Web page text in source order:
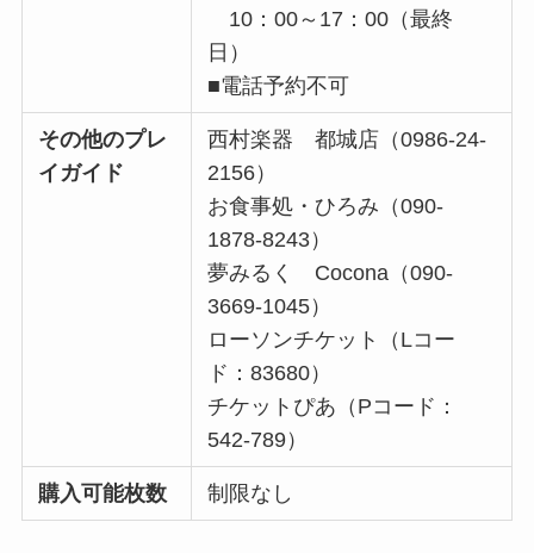
10：00～17：00（最終
日）
■電話予約不可
その他のプレ
イガイド
西村楽器 都城店（0986-24-
2156）
お食事処・ひろみ（090-
1878-8243）
夢みるく Cocona（090-
3669-1045）
ローソンチケット（Lコー
ド：83680）
チケットぴあ（Pコード：
542-789）
購入可能枚数 制限なし